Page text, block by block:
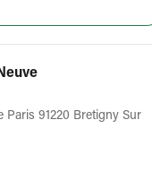
Paris 91220 Bretigny Sur